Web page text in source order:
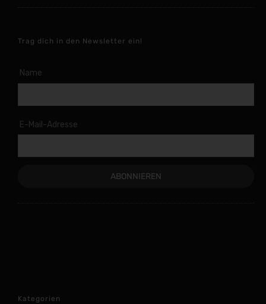
Trag dich in den Newsletter ein!
Name
E-Mail-Adresse
Kategorien